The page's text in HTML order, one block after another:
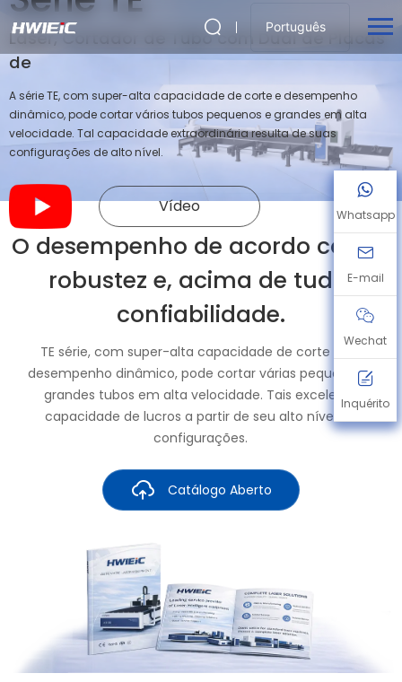
Português
Laser, Cortador de Tubo com Dual de Placas
de
A série TE, com super-alta capacidade de corte e desempenho
dinâmico, pode cortar vários tubos pequenos e grandes em alta
velocidade. Tal capacidade extraordinária resulta de suas
configurações de alto nível.
Vídeo
O desempenho de acordo com a
robustez e, acima de tudo,
confiabilidade.
TE série, com super-alta capacidade de corte e de
desempenho dinâmico, pode cortar várias pequenas e
grandes tubos em alta velocidade. Tais excelente
capacidade de lucros a partir de seu alto nível de
configurações.
Catálogo Aberto
Whatsapp
E-mail
Wechat
Inquérito